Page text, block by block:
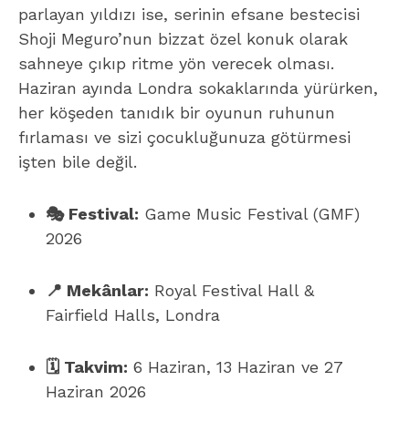
parlayan yıldızı ise, serinin efsane bestecisi
Shoji Meguro’nun bizzat özel konuk olarak
sahneye çıkıp ritme yön verecek olması.
Haziran ayında Londra sokaklarında yürürken,
her köşeden tanıdık bir oyunun ruhunun
fırlaması ve sizi çocukluğunuza götürmesi
işten bile değil.
🎭 Festival: Game Music Festival (GMF)
2026
📍 Mekânlar: Royal Festival Hall &
Fairfield Halls, Londra
🗓️ Takvim: 6 Haziran, 13 Haziran ve 27
Haziran 2026